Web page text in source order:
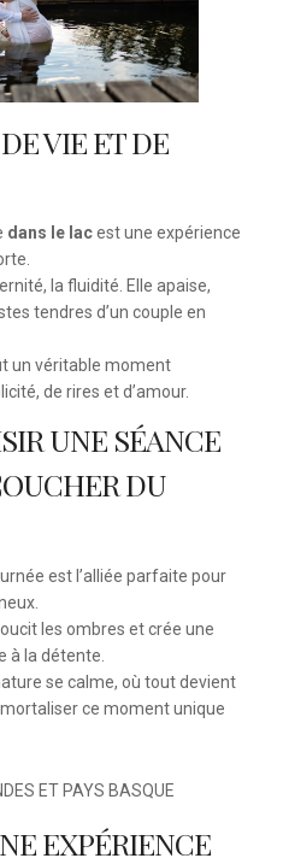
VIE ET DE
dans le lacest une expérience
la fluidité. Elle apaise,
tendres d’un couple en
un véritable moment
de rires et d’amour.
UNE SÉANCE
DU
est l’alliée parfaite pour
les ombres et crée une
à la détente.
se calme, où tout devient
ce moment unique
EXPÉRIENCE